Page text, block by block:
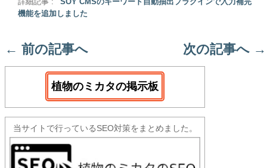
詳細記事 :
SOY CMSのキーワード自動抽出プラグインで入力補完
機能を追加しました
← 前の記事へ 次の記事へ →
植物のミカタの掲示板
当サイトで行っているSEO対策をまとめました。